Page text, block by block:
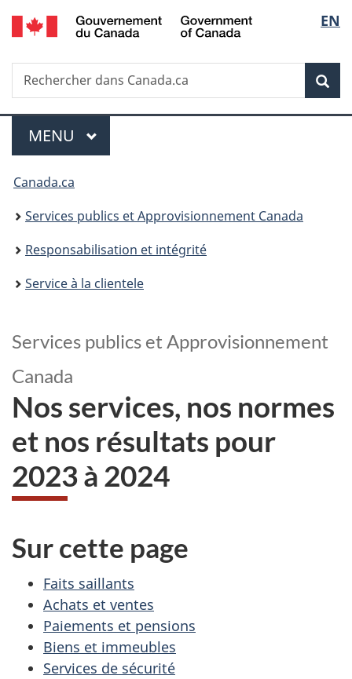
Passer
au
des
Passer
au
principal
Passer
à
Au
du
Passer
à
version
simplifiée
de
la
EN
Recherche
Rechercher
dans
Menu
MENU PRINCIPAL
Vous
êtes
ici :
Canada.ca
Services publics et Approvisionnement Canada
Responsabilisation et intégrité
Service à la clientele
Services publics et Approvisionnement
Canada
Nos services, nos normes
et nos résultats pour
2023 à 2024
Sur cette page
Faits saillants
Achats et ventes
Paiements et pensions
Biens et immeubles
Services de sécurité